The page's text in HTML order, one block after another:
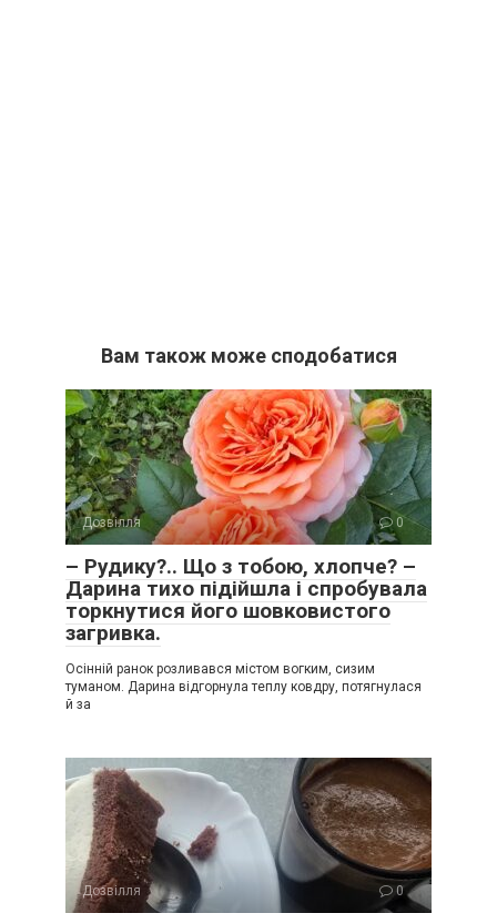
Вам також може сподобатися
Дозвілля 0
– Рудику?.. Що з тобою, хлопче? –
Дарина тихо підійшла і спробувала
торкнутися його шовковистого
загривка.
Осінній ранок розливався містом вогким, сизим
туманом. Дарина відгорнула теплу ковдру, потягнулася
й за
Дозвілля 0